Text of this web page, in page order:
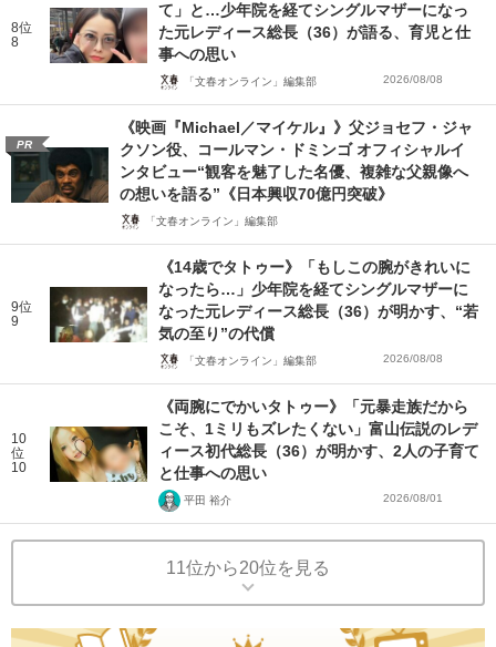
8位
8
て」と…少年院を経てシングルマザーになっ
た元レディース総長（36）が語る、育児と仕
事への思い
「文春オンライン」編集部 2026/08/08
PR
《映画『Michael／マイケル』》父ジョセフ・ジャ
クソン役、コールマン・ドミンゴ オフィシャルイ
ンタビュー“観客を魅了した名優、複雑な父親像へ
の想いを語る”《日本興収70億円突破》
「文春オンライン」編集部
9位
9
《14歳でタトゥー》「もしこの腕がきれいに
なったら…」少年院を経てシングルマザーに
なった元レディース総長（36）が明かす、“若
気の至り”の代償
「文春オンライン」編集部 2026/08/08
10
位
10
《両腕にでかいタトゥー》「元暴走族だから
こそ、1ミリもズレたくない」富山伝説のレデ
ィース初代総長（36）が明かす、2人の子育て
と仕事への思い
平田 裕介 2026/08/01
11位から20位を見る